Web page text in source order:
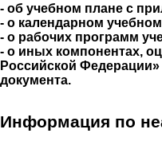
- об учебном плане с
- о календарном
- о рабочих программ
- о иных компонентах,
Российской
документа.
Информация по